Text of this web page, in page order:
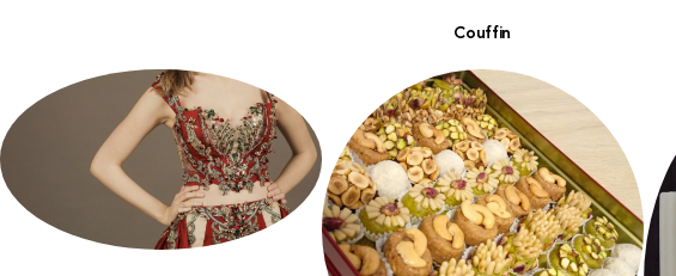
Couffin